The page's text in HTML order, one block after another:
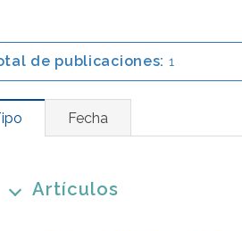
de publicaciones: 1
Fecha
Artículos